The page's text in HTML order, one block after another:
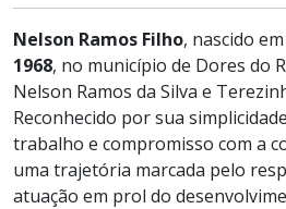
Nelson Ramos Filho, nascido em
1968, no município de Dores do
Nelson Ramos da Silva e
Reconhecido por sua
trabalho e compromisso com a
uma trajetória marcada pelo
atuação em prol do